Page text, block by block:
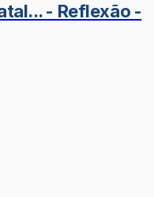
- Reflexão -